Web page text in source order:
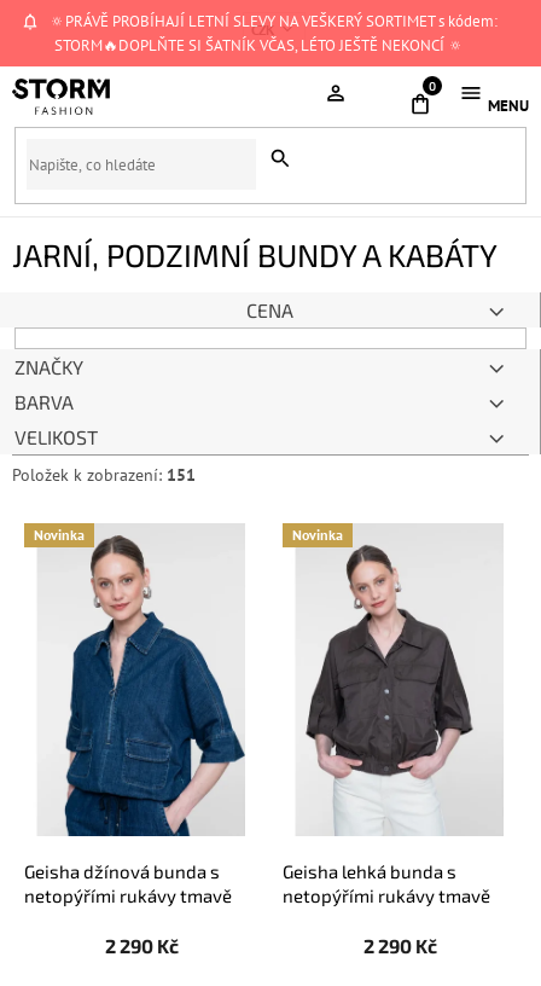
Přejít
🔅PRÁVĚ PROBÍHAJÍ LETNÍ SLEVY NA VEŠKERÝ SORTIMET s kódem:
STORM🔥DOPLŇTE SI ŠATNÍK VČAS, LÉTO JEŠTĚ NEKONCÍ 🔅
CZK
NÁKUPNÍ
JARNÍ, PODZIMNÍ BUNDY A KABÁTY
CENA
ZNAČKY
BARVA
VELIKOST
Položek k zobrazení: 151
V Novinka
Geisha džínová bunda s
netopýřími rukávy tmavě
2 290 Kč
Novinka
Geisha lehká bunda s
netopýřími rukávy tmavě
2 290 Kč